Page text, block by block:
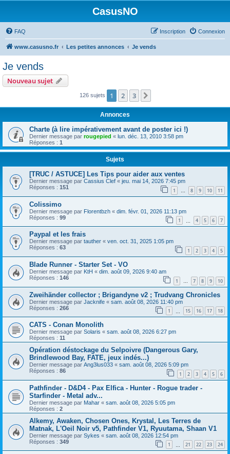
CasusNO
FAQ Connexion
Inscription
www.casusno.fr Les petites annonces Je vends
Je vends
Nouveau sujet
126 sujets 1 2 3
Annonces
Charte (à lire impérativement avant de poster ici !)
Dernier message par rougepied « lun. déc. 13, 2010 3:58 pm
Réponses : 1
Sujets
[TRUC / ASTUCE] Les Tips pour aider aux ventes
Dernier message par Cassius Clef « jeu. mai 14, 2026 7:45 pm
Réponses : 151 1 … 8 9 10 11
Colissimo
Dernier message par Florentbzh « dim. févr. 01, 2026 11:13 pm
Réponses : 99 1 4 5 6 7
Paypal et les frais
Dernier message par tauther « ven. oct. 31, 2025 1:05 pm
Réponses : 63 1 2 3 4 5
Blade Runner - Starter Set - VO
Dernier message par KtH « dim. août 09, 2026 9:40 am
Réponses : 146 1 … 7 8 9 10
Zweihänder collector ; Brigandyne v2 ; Trudvang Chronicles
Dernier message par Jacknife « sam. août 08, 2026 11:40 pm
Réponses : 266 1 15 16 17 18
CATS - Conan Monolith
Dernier message par Solaris « sam. août 08, 2026 6:27 pm
Réponses : 11
Opération déstockage du Selpoivre (Dangerous Gary,
Brindlewood Bay, FATE, jeux indés...)
Dernier message par Ang3lus033 « sam. août 08, 2026 5:09 pm
Réponses : 86 1 2 3 4 5 6
Pathfinder - D&D4 - Pax Elfica - Hunter - Rogue trader -
Starfinder - Metal adv...
Dernier message par Mahar « sam. août 08, 2026 5:05 pm
Réponses : 2
Alkemy, Awaken, Chosen Ones, Krystal, Les Terres de
Matnak, L'Oeil Noir v5, Pathfinder V1, Ryuutama, Shaan V1
Dernier message par Sykes « sam. août 08, 2026 12:54 pm
Réponses : 349 1 21 22 23 24